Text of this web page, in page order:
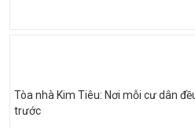
Tòa nhà Kim Tiêu: Nơi mỗi cư dân
trước